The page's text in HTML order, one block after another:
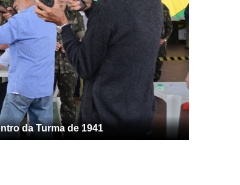
da Turma de 1941